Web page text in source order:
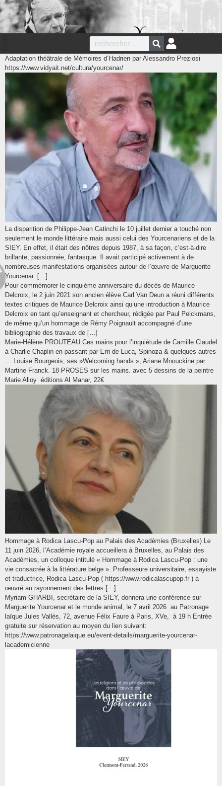
Adaptation théâtrale de Mémoires d’Hadrien par Alessandro Preziosi
https://www.vidyait.net/cultura/yourcenar/
La disparition de Philippe-Jean Catinchi le 10 juillet dernier a touché non
seulement le monde littéraire mais aussi celui des Yourcenariens et de la
SIEY. En effet, il était des nôtres depuis 1987, à sa façon, c’est-à-dire
brillante, passionnée, fantasque. Il avait participé activement à de
nombreuses manifestations organisées autour de l’œuvre de Marguerite
Yourcenar. […]
Pour commémorer le cinquième anniversaire du décès de Maurice
Delcroix, le 2 juin 2021 son ancien élève Carl Van Deun a réuni différents
textes critiques de Maurice Delcroix ainsi qu’une introduction à Maurice
Delcroix en tant qu’enseignant et chercheur, rédigée par Paul Pelckmans,
de même qu’un hommage de Rémy Poignault accompagné d’une
bibliographie des travaux de […]
Marie-Hélène PROUTEAU Ces mains pour l’inquiétude de Camille Claudel
à Charlie Chaplin en passant par Erri de Luca, Spinoza & quelques autres
… Louise Bourgeois, ses »Welcoming hands », Ariane Mnouckine par
Martine Franck. 18 PROSES sur les mains. avec 5 dessins de la peintre
Marie Alloy éditions Al Manar, 22€
Hommage à Rodica Lascu-Pop au Palais des Académies (Bruxelles) Le
11 juin 2026, l’Académie royale accueillera à Bruxelles, au Palais des
Académies, un colloque intitulé « Hommage à Rodica Lascu-Pop : une
vie consacrée à la littérature belge ». Professeure universitaire, essayiste
et traductrice, Rodica Lascu-Pop ( https://www.rodicalascupop.fr ) a
œuvré au rayonnement des lettres […]
Myriam GHARBI, secrétaire de la SIEY, donnera une conférence sur
Marguerite Yourcenar et le monde animal, le 7 avril 2026 au Patronage
laïque Jules Vallès, 72, avenue Félix Faure à Paris, XVe, à 19 h Entrée
gratuite sur réservation au moyen du lien suivant:
https://www.patronagelaique.eu/event-details/marguerite-yourcenar-
lacademicienne